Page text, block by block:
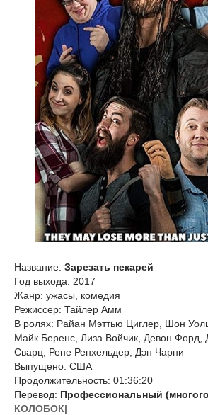
Название: Зарезать пекарей
Год выхода: 2017
Жанр: ужасы, комедия
Режиссер: Тайлер Амм
В ролях: Райан Мэттью Циглер, Шон
Майк Беренс, Лиза Войчик, Девон Форд,
Сварц, Рене Ренхельдер, Дэн Чарни
Выпущено: США
Продолжительность: 01:36:20
Перевод: Профессиональный
КОЛОБОК|